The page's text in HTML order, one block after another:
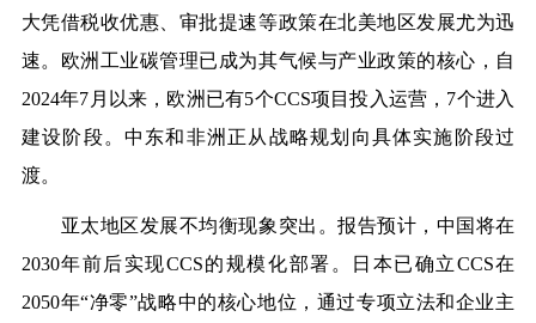
大凭借税收优惠、审批提速等政策在北美地区发展尤为迅
速。欧洲工业碳管理已成为其气候与产业政策的核心，自
2024年7月以来，欧洲已有5个CCS项目投入运营，7个进入
建设阶段。中东和非洲正从战略规划向具体实施阶段过
渡。
亚太地区发展不均衡现象突出。报告预计，中国将在
2030年前后实现CCS的规模化部署。日本已确立CCS在
2050年“净零”战略中的核心地位，通过专项立法和企业主